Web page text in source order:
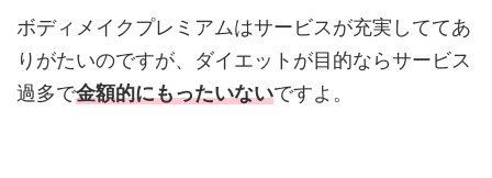
ボディメイクプレミアムはサービスが充実しててあ
りがたいのですが、ダイエットが目的ならサービス
過多で金額的にもったいないですよ。